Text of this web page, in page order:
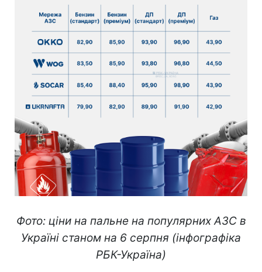
Фото: ціни на пальне на популярних АЗС в
Україні станом на 6 серпня (інфографіка
РБК-Україна)